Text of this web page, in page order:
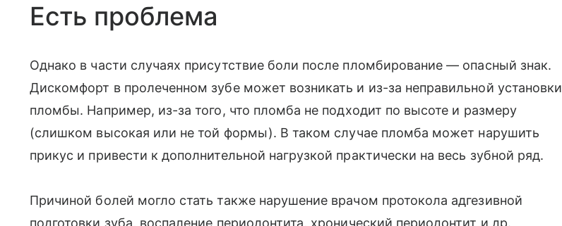
Есть проблема
Однако в части случаях присутствие боли после пломбирование — опасный знак.
Дискомфорт в пролеченном зубе может возникать и из-за неправильной установки
пломбы. Например, из-за того, что пломба не подходит по высоте и размеру
(слишком высокая или не той формы). В таком случае пломба может нарушить
прикус и привести к дополнительной нагрузкой практически на весь зубной ряд.
Причиной болей могло стать также нарушение врачом протокола адгезивной
подготовки зуба, воспаление периодонтита, хронический периодонтит и др.